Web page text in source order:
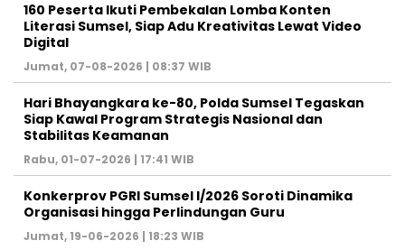
160 Peserta Ikuti Pembekalan Lomba Konten
Literasi Sumsel, Siap Adu Kreativitas Lewat Video
Digital ‎
Jumat, 07-08-2026 | 08:37 WIB
Hari Bhayangkara ke-80, Polda Sumsel Tegaskan
Siap Kawal Program Strategis Nasional dan
Stabilitas Keamanan ‎
Rabu, 01-07-2026 | 17:41 WIB
Konkerprov PGRI Sumsel I/2026 Soroti Dinamika
Organisasi hingga Perlindungan Guru ‎
Jumat, 19-06-2026 | 18:23 WIB